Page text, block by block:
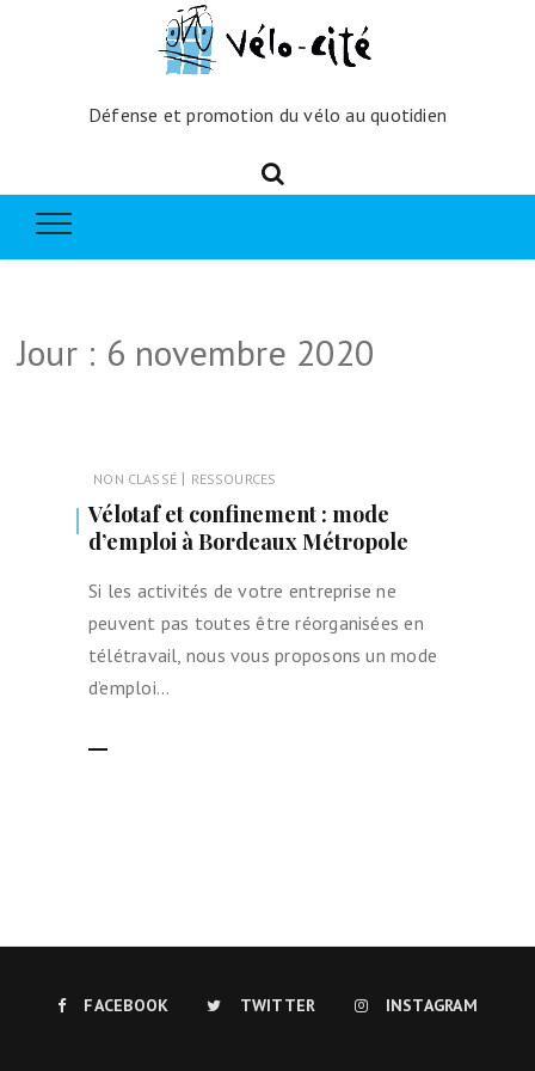
Défense et promotion du vélo au quotidien
Jour : 6 novembre 2020
NON CLASSÉ | RESSOURCES
Vélotaf et confinement : mode
d’emploi à Bordeaux Métropole
Si les activités de votre entreprise ne
peuvent pas toutes être réorganisées en
télétravail, nous vous proposons un mode
d’emploi…
FACEBOOK TWITTER INSTAGRAM